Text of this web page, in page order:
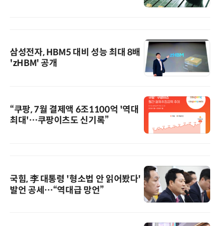
삼성전자, HBM5 대비 성능 최대 8배
'zHBM' 공개
“쿠팡, 7월 결제액 6조1100억 '역대
최대'…쿠팡이츠도 신기록”
국힘, 李 대통령 '형소법 안 읽어봤다'
발언 공세…“역대급 망언”